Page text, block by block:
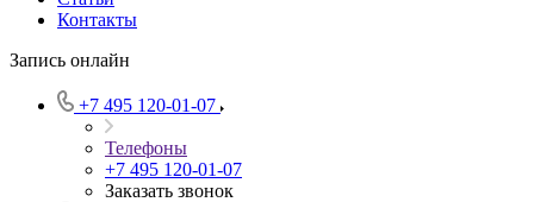
Контакты
Запись онлайн
+7 495 120-01-07
Телефоны
+7 495 120-01-07
Заказать звонок